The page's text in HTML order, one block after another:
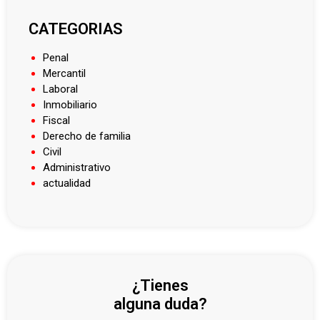
CATEGORIAS
Penal
Mercantil
Laboral
Inmobiliario
Fiscal
Derecho de familia
Civil
Administrativo
actualidad
¿Tienes
alguna duda?